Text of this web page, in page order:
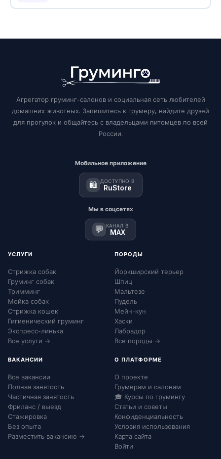
Агрегатор груминг-салонов и социальная сеть любителей
домашних животных. Запишитесь к грумеру, найдите друзей
для прогулок и общайтесь с владельцами питомцев по всей
России.
Мобильное приложение
🛍️ ДОСТУПНО В
RuStore
Мы в соцсетях
💬 КАНАЛ В
MAX
УСЛУГИ
Стрижка собак
Груминг собак
Тримминг
Мойка собак
Стрижка кошек
Гигиенический груминг
Экспресс-линька
Все услуги →
ПОРОДЫ
Йоркширский терьер
Шпиц
Мальтезе
Пудель
Мейн-кун
Хаски
Лабрадор
Все породы →
ВАКАНСИИ
Все вакансии
Полная занятость
Частичная занятость
Фриланс / выезд
Стажировка
Без опыта
Разместить вакансию →
О ПЛАТФОРМЕ
О проекте
Грумерам и салонам
🎓 Курсы по грумингу
Статьи и советы
Конфиденциальность
Условия использования
Карта сайта
Войти